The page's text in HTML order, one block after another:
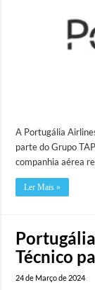
A Portugália
parte do Grupo
companhia aérea
Ler Mais »
Técnico
24 de Março de 2024